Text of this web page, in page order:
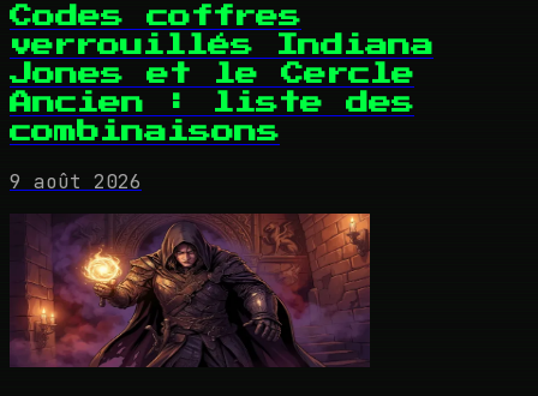
Codes coffres
verrouillés Indiana
Jones et le Cercle
Ancien : liste des
combinaisons
9 août 2026